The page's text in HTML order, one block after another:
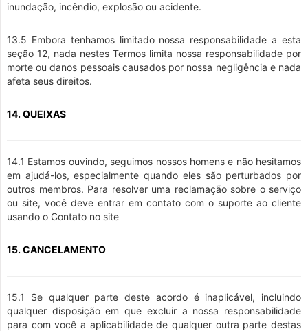
inundação, incêndio, explosão ou acidente.
13.5 Embora tenhamos limitado nossa responsabilidade a esta
seção 12, nada nestes Termos limita nossa responsabilidade por
morte ou danos pessoais causados por nossa negligência e nada
afeta seus direitos.
14. QUEIXAS
14.1 Estamos ouvindo, seguimos nossos homens e não hesitamos
em ajudá-los, especialmente quando eles são perturbados por
outros membros. Para resolver uma reclamação sobre o serviço
ou site, você deve entrar em contato com o suporte ao cliente
usando o Contato no site
15. CANCELAMENTO
15.1 Se qualquer parte deste acordo é inaplicável, incluindo
qualquer disposição em que excluir a nossa responsabilidade
para com você a aplicabilidade de qualquer outra parte destas